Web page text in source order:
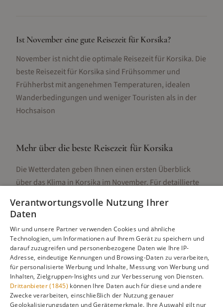
Ist November eine gute Reisezeit für Korsika?
November ist nicht die optimale Reisezeit für Korsika. Die
beste Reisezeit für Korsika sind Frühsommer und
Frühherbst mit angenehmen Temperaturen, idealen
Wanderbedingungen und weniger Touristen als in der
Hochsaison
Mehr über die beste Reisezeit für Korsika
Die Wetterdaten geben Ihnen einen ersten Überblick
über das Klima in Korsika im November. Für detaillierte
Unterschieden, Aktivitäten und Reisetipps besuchen Sie
Alle Infos zur besten Reisezeit Korsika
Verantwortungsvolle Nutzung Ihrer
Daten
Wir und unsere Partner verwenden Cookies und ähnliche
Technologien, um Informationen auf Ihrem Gerät zu speichern und
darauf zuzugreifen und personenbezogene Daten wie Ihre IP-
Adresse, eindeutige Kennungen und Browsing-Daten zu verarbeiten,
für personalisierte Werbung und Inhalte, Messung von Werbung und
Inhalten, Zielgruppen-Insights und zur Verbesserung von Diensten.
Drittanbieter (1845) können Ihre Daten auch für diese und andere
Zwecke verarbeiten, einschließlich der Nutzung genauer
Geolokalisierungsdaten und Gerätemerkmale. Ihre Auswahl gilt nur